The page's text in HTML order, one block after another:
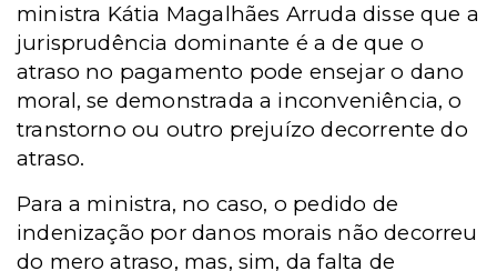
ministra Kátia Magalhães Arruda disse que a
jurisprudência dominante é a de que o
atraso no pagamento pode ensejar o dano
moral, se demonstrada a inconveniência, o
transtorno ou outro prejuízo decorrente do
atraso.
Para a ministra, no caso, o pedido de
indenização por danos morais não decorreu
do mero atraso, mas, sim, da falta de